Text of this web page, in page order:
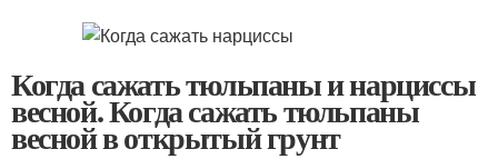
Когда сажать тюльпаны и нарциссы
весной. Когда сажать тюльпаны
весной в открытый грунт